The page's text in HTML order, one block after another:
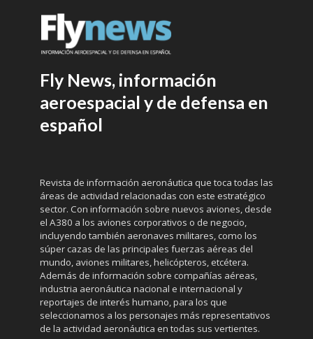
Fly News, información
aeroespacial y de defensa en
español
Revista de información aeronáutica que toca todas las
áreas de actividad relacionadas con este estratégico
sector. Con información sobre nuevos aviones, desde
el A380 a los aviones corporativos o de negocio,
incluyendo también aeronaves militares, como los
súper cazas de las principales fuerzas aéreas del
mundo, aviones militares, helicópteros, etcétera.
Además de información sobre compañías aéreas,
industria aeronáutica nacional e internacional y
reportajes de interés humano, para los que
seleccionamos a los personajes más representativos
de la actividad aeronáutica en todas sus vertientes.